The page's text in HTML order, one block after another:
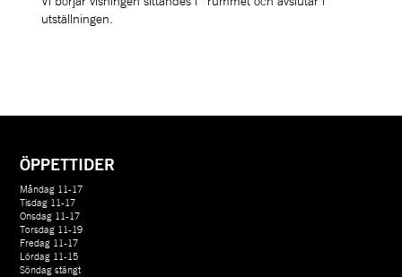
utställningen.
ÖPPETTIDER
Måndag 11-17
Tisdag 11-17
Onsdag 11-17
Torsdag 11-19
Fredag 11-17
Lördag 11-15
Söndag stängt